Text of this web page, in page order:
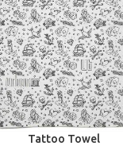
Tattoo Towel